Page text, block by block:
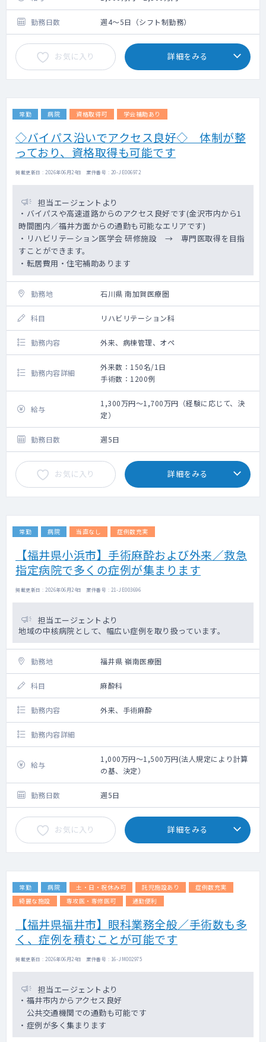
勤務日数 週4～5日（シフト制勤務）
お気に入り 詳細をみる
常勤 病院 資格取得可 学会補助あり
◇バイパス沿いでアクセス良好◇ 体制が整
っており、資格取得も可能です
掲載更新日 : 2026年06月24日 案件番号 : 20-JE006972
担当エージェントより
・バイパスや高速道路からのアクセス良好です(金沢市内から1
時間圏内／福井方面からの通勤も可能なエリアです)
・リハビリテーション医学会 研修施設 → 専門医取得を目指
すことができます。
・転居費用・住宅補助あります
勤務地 石川県 南加賀医療圏
科目 リハビリテーション科
勤務内容 外来、病棟管理、オペ
勤務内容詳細
外来数：150名/1日
手術数：1200例
給与
1,300万円～1,700万円（経験に応じて、決
定）
勤務日数 週5日
お気に入り 詳細をみる
常勤 病院 当直なし 症例数充実
【福井県小浜市】手術麻酔および外来／救急
指定病院で多くの症例が集まります
掲載更新日 : 2026年06月24日 案件番号 : 21-JE003696
担当エージェントより
地域の中核病院として、幅広い症例を取り扱っています。
勤務地 福井県 嶺南医療圏
科目 麻酔科
勤務内容 外来、手術麻酔
勤務内容詳細
給与
1,000万円～1,500万円(法人規定により計算
の基、決定）
勤務日数 週5日
お気に入り 詳細をみる
常勤 病院 土・日・祝休み可 託児施設あり
症例数充実
綺麗な施設
専攻医・専修医可 通勤便利
【福井県福井市】眼科業務全般／手術数も多
く、症例を積むことが可能です
掲載更新日 : 2026年06月24日 案件番号 : 16-JM002975
担当エージェントより
・福井市内からアクセス良好
公共交通機関での通勤も可能です
・症例が多く集まります